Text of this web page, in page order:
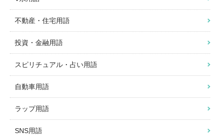
不動産・住宅用語
投資・金融用語
スピリチュアル・占い用語
自動車用語
ラップ用語
SNS用語